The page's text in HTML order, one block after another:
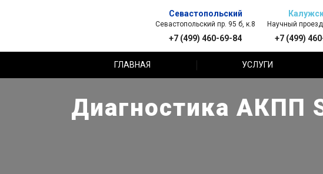
Севастопольский
Севастопольский пр. 95 б, к.8
+7 (499) 460-69-84
Научный
+7 (499)
ГЛАВНАЯ УСЛУГИ
Диагностика АКПП